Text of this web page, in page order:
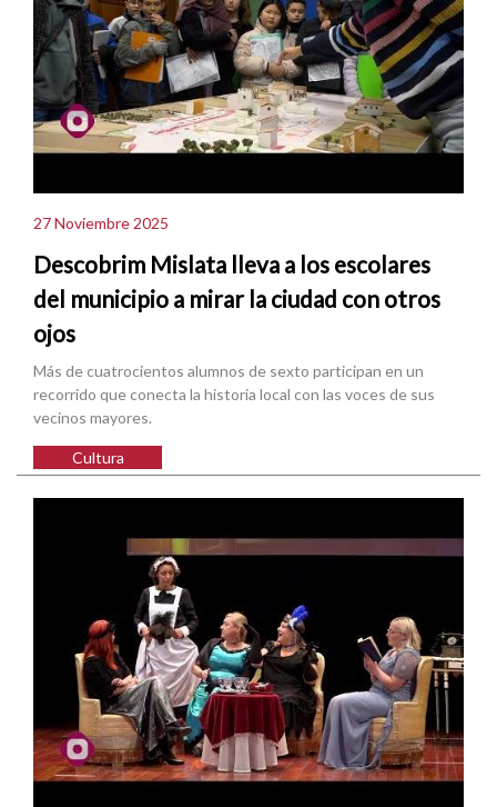
27 Noviembre 2025
Descobrim Mislata lleva a los escolares
del municipio a mirar la ciudad con otros
ojos
Más de cuatrocientos alumnos de sexto participan en un
recorrido que conecta la historia local con las voces de sus
vecinos mayores.
Cultura